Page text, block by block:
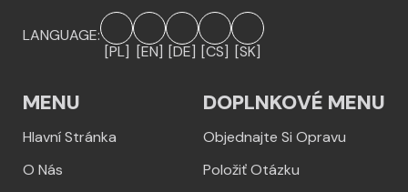
LANGUAGE:
[PL] [EN] [DE] [CS] [SK]
MENU
Hlavní Stránka
O Nás
DOPLNKOVÉ MENU
Objednajte Si Opravu
Položiť Otázku